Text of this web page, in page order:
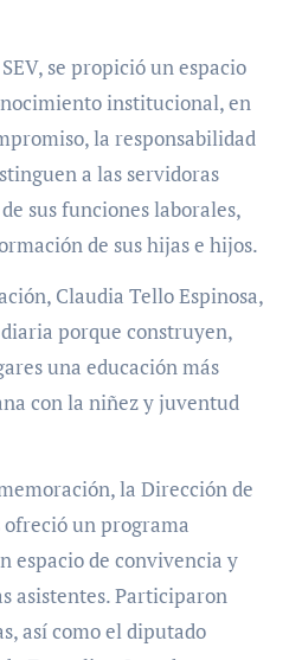
se propició un espacio
institucional, en
la responsabilidad
a las servidoras
sus funciones laborales,
de sus hijas e hijos.
Claudia Tello Espinosa,
porque construyen,
una educación más
con la niñez y juventud
la Dirección de
un programa
espacio de convivencia y
asistentes. Participaron
así como el diputado